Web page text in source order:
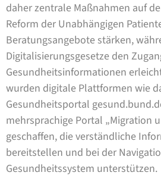
daher zentrale Maßnahmen auf
Reform der Unabhängigen
Beratungsangebote stärken,
Digitalisierungsgesetze den
Gesundheitsinformationen
wurden digitale Plattformen wie
Gesundheitsportal
mehrsprachige Portal „Migration
geschaffen, die verständliche
bereitstellen und bei der
Gesundheitssystem unterstützen.